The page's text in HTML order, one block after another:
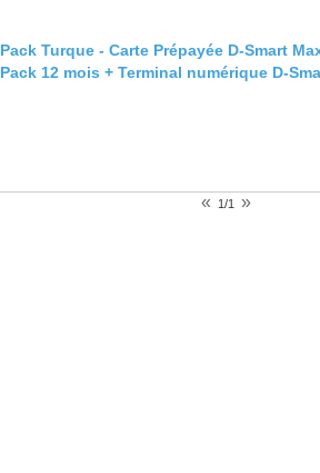
Pack Turque - Carte Prépayée D-Smart
Pack 12 mois + Terminal numérique D-
« 1/1»